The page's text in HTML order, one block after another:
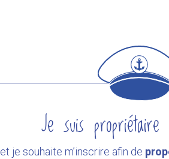
Je suis propriétaire
et je souhaite m’inscrire afin de